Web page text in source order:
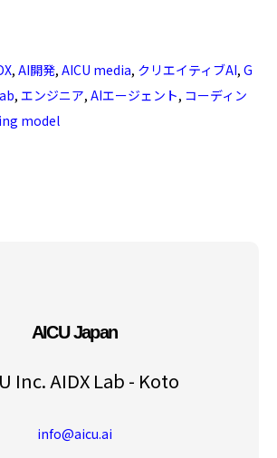
, AI開発, AICU media, クリエイティブAI, G
, エンジニア, AIエージェント, コーディン
model
AICU Japan
Inc. AIDX Lab - Koto
info@aicu.ai